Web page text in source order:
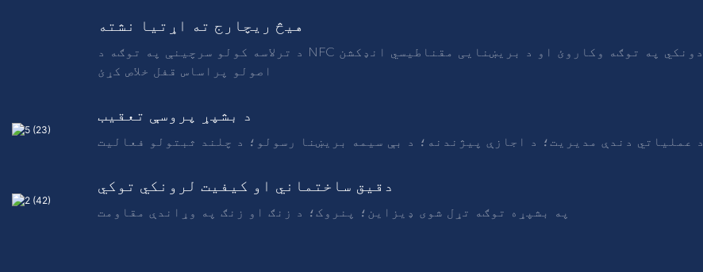
هیڅ ریچارج ته اړتیا نشته
د ترلاسه کولو سرچینې په توګه د NFC ټاګ پلي کړئ ، د آپریټرونو پیرودونکي د کوچني لیږدونکي په توګه وکاروئ او د بریښنایی مقناطیسي انډکشن
اصولو پراساس قفل خلاص کړئ
د بشپړ پروسې تعقیب
د عملیاتي دندې مدیریت؛ د اجازې پیژندنه؛ د بې سیمه بریښنا رسولو؛ د چلند ثبتولو فعالیت
دقیق ساختماني او کیفیت لرونکي توکي
په بشپړه توګه تړل شوی ډیزاین؛ پنروک؛ د زنګ او زنګ په وړاندې مقاومت